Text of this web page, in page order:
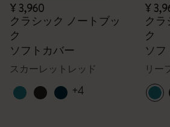
¥ 3,960
クラシック ノートブッ
ク
ソフトカバー
スカーレットレッド
+4
¥
クラ
ク
ソ
リー